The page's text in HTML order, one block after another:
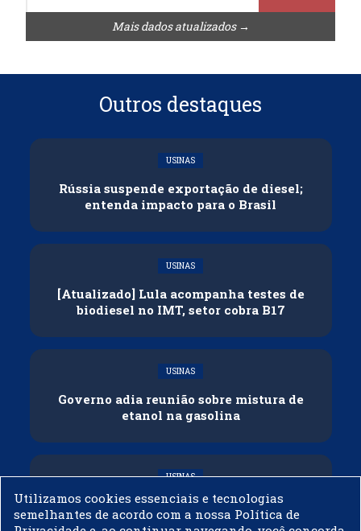
Mais dados atualizados →
Outros destaques
USINAS
Rússia suspende exportação de diesel;
entenda impacto para o Brasil
USINAS
[Atualizado] Lula acompanha testes de
biodiesel no IMT, setor cobra B17
USINAS
Governo adia reunião sobre mistura de
etanol na gasolina
USINAS
CNPE veda importação de biodiesel
Utilizamos cookies essenciais e tecnologias
semelhantes de acordo com a nossa Política de